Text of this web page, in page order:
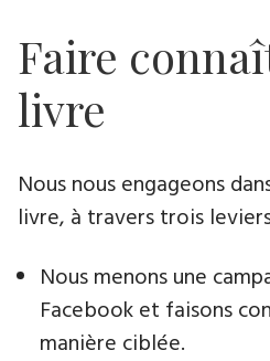
Faire
livre
Nous nous engageons
livre, à travers trois
Nous menons une
Facebook et faisons
manière ciblée.